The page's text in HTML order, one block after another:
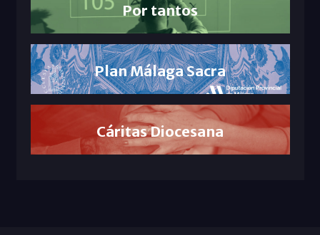
Por tantos
Plan Málaga Sacra
Cáritas Diocesana